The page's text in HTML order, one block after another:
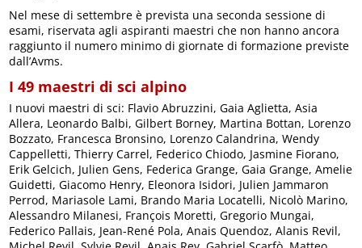
Nel mese di settembre è prevista una seconda sessione di
esami, riservata agli aspiranti maestri che non hanno ancora
raggiunto il numero minimo di giornate di formazione previste
dall’Avms.
I 49 maestri di sci alpino
I nuovi maestri di sci: Flavio Abruzzini, Gaia Aglietta, Asia
Allera, Leonardo Balbi, Gilbert Borney, Martina Bottan, Lorenzo
Bozzato, Francesca Bronsino, Lorenzo Calandrina, Wendy
Cappelletti, Thierry Carrel, Federico Chiodo, Jasmine Fiorano,
Erik Gelcich, Julien Gens, Federica Grange, Gaia Grange, Amelie
Guidetti, Giacomo Henry, Eleonora Isidori, Julien Jammaron
Perrod, Mariasole Lami, Brando Maria Locatelli, Nicolò Marino,
Alessandro Milanesi, François Moretti, Gregorio Mungai,
Federico Pallais, Jean-René Pola, Anais Quendoz, Alanis Revil,